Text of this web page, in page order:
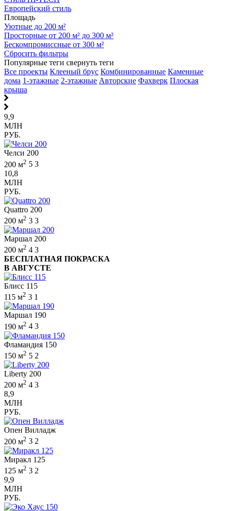
Европейский стиль
Площадь
Уютные до 200 м²
Просторные от 200 м² до 300 м²
Бескомпромиссные от 300 м²
Сбросить фильтры
Популярные теги свернуть теги
Все проекты Клееный брус Комбинированные Каменные
дома 1-этажные 2-этажные Авторские Фахверк Плоская
крыша
9,9
МЛН
РУБ.
Челси 200
200 м2 5 3
10,8
МЛН
РУБ.
Quattro 200
200 м2 3 3
Маршал 200
200 м2 4 3
БЕСПЛАТНАЯ ПОКРАСКА
В АВГУСТЕ
Блисс 115
115 м2 3 1
Маршал 190
190 м2 4 3
Фламандия 150
150 м2 5 2
Liberty 200
200 м2 4 3
8,9
МЛН
РУБ.
Опен Вилладж
200 м2 3 2
Миракл 125
125 м2 3 2
9,9
МЛН
РУБ.